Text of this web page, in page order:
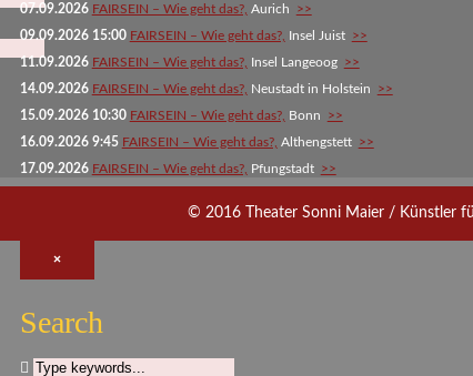
07.09.2026 FAIRSEIN – Wie geht das?, Aurich
>>
09.09.2026 15:00 FAIRSEIN – Wie geht das?, Insel Juist >>
11.09.2026 FAIRSEIN – Wie geht das?, Insel Langeoog >>
14.09.2026 FAIRSEIN – Wie geht das?, Neustadt in Holstein
>>
15.09.2026 10:30 FAIRSEIN – Wie geht das?, Bonn
>>
16.09.2026 9:45 FAIRSEIN – Wie geht das?, Althengstett >>
17.09.2026 FAIRSEIN – Wie geht das?, Pfungstadt >>
© 2016 Theater Sonni Maier / Künstler
×
Search